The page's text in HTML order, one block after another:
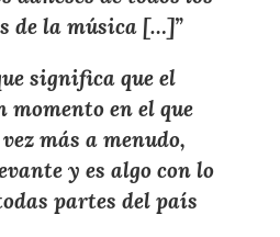
de la música […]”
significa que el
momento en el que
más a menudo,
y es algo con lo
partes del país